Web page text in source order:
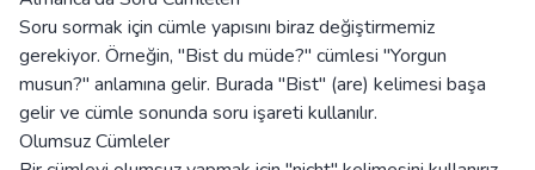
Soru sormak için cümle yapısını biraz değiştirmemiz
gerekiyor. Örneğin, "Bist du müde?" cümlesi "Yorgun
musun?" anlamına gelir. Burada "Bist" (are) kelimesi başa
gelir ve cümle sonunda soru işareti kullanılır.
Olumsuz Cümleler